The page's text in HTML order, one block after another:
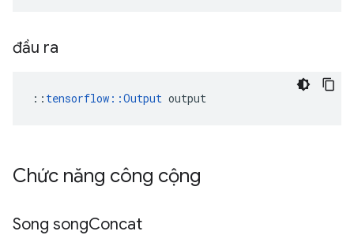
đầu ra
:: tensorflow::Output output
Chức năng công cộng
Song songConcat